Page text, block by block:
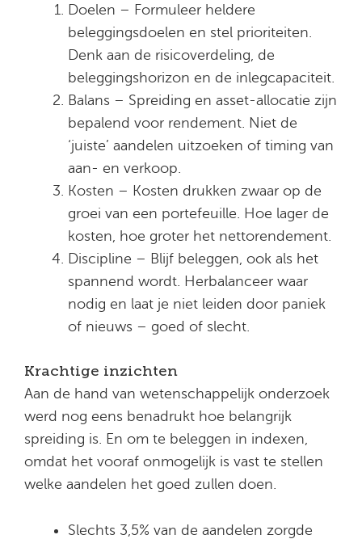
Doelen – Formuleer heldere
beleggingsdoelen en stel prioriteiten.
Denk aan de risicoverdeling, de
beleggingshorizon en de inlegcapaciteit.
Balans – Spreiding en asset-allocatie zijn
bepalend voor rendement. Niet de
‘juiste’ aandelen uitzoeken of timing van
aan- en verkoop.
Kosten – Kosten drukken zwaar op de
groei van een portefeuille. Hoe lager de
kosten, hoe groter het nettorendement.
Discipline – Blijf beleggen, ook als het
spannend wordt. Herbalanceer waar
nodig en laat je niet leiden door paniek
of nieuws – goed of slecht.
Krachtige inzichten
Aan de hand van wetenschappelijk onderzoek
werd nog eens benadrukt hoe belangrijk
spreiding is. En om te beleggen in indexen,
omdat het vooraf onmogelijk is vast te stellen
welke aandelen het goed zullen doen.
Slechts 3,5% van de aandelen zorgde